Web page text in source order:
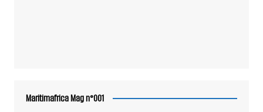
Maritimafrica Mag n°001